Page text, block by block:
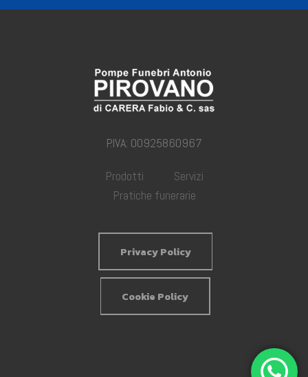
P.IVA: 00925860967
Prodotti
Servizi
Pratiche funerarie
Privacy Policy
Cookie Policy